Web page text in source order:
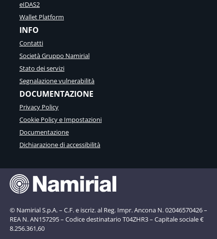
eIDAS2
Wallet Platform
INFO
Contatti
Società Gruppo Namirial
Stato dei servizi
Segnalazione vulnerabilità
DOCUMENTAZIONE
Privacy Policy
Cookie Policy e Impostazioni
Documentazione
Dichiarazione di accessibilità
© Namirial S.p.A. – C.F. e iscriz. al Reg. Impr. Ancona N. 02046570426 –
REA N. AN157295 – Codice destinatario T04ZHR3 – Capitale sociale €
8.256.361,60